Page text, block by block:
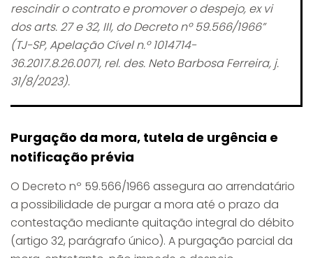
rescindir o contrato e promover o despejo, ex vi
dos arts. 27 e 32, III, do Decreto nº 59.566/1966”
(TJ-SP, Apelação Cível n.º 1014714-
36.2017.8.26.0071, rel. des. Neto Barbosa Ferreira, j.
31/8/2023).
Purgação da mora, tutela de urgência e
notificação prévia
O Decreto nº 59.566/1966 assegura ao arrendatário
a possibilidade de purgar a mora até o prazo da
contestação mediante quitação integral do débito
(artigo 32, parágrafo único). A purgação parcial da